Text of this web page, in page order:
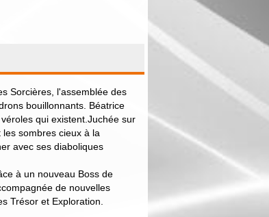
Sorcières, l'assemblée des
bouillonnants. Béatrice
qui existent.Juchée sur
sombres cieux à la
avec ses diaboliques
à un nouveau Boss de
de nouvelles
Trésor et Exploration.